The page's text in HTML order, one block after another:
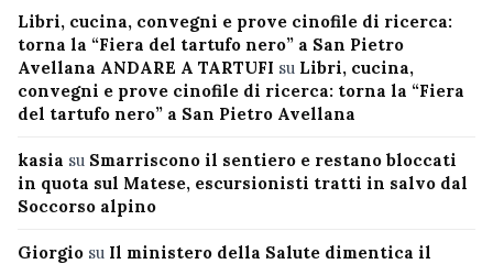
Libri, cucina, convegni e prove cinofile di ricerca:
torna la “Fiera del tartufo nero” a San Pietro
Avellana ANDARE A TARTUFI su Libri, cucina,
convegni e prove cinofile di ricerca: torna la “Fiera
del tartufo nero” a San Pietro Avellana
kasia su Smarriscono il sentiero e restano bloccati
in quota sul Matese, escursionisti tratti in salvo dal
Soccorso alpino
Giorgio su Il ministero della Salute dimentica il